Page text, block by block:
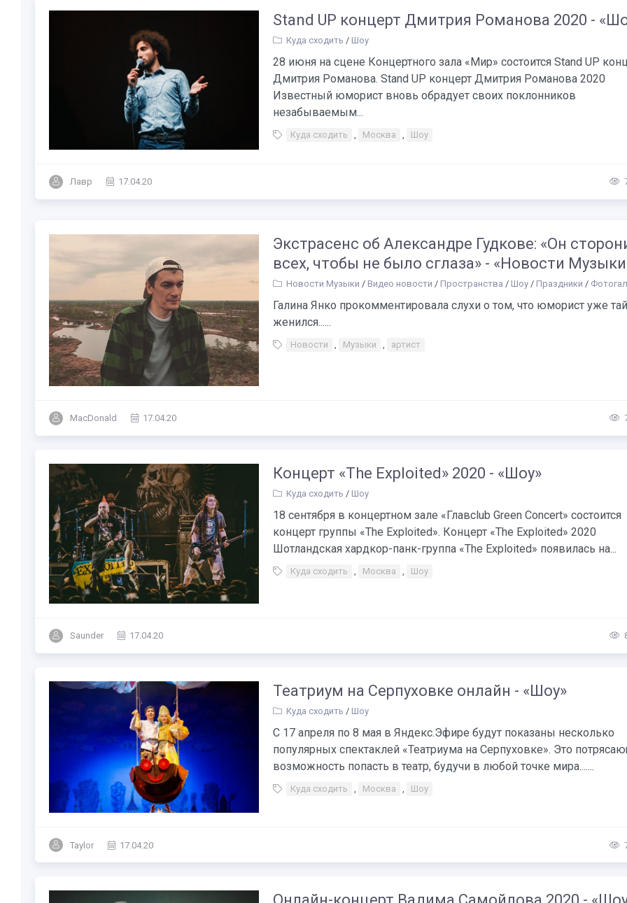
Stand UP концерт Дмитрия Романова 2020 -
Куда сходить / Шоу
28 июня на сцене Концертного зала «Мир» состоится Stand UP
Дмитрия Романова. Stand UP концерт Дмитрия Романова 2020
Известный юморист вновь обрадует своих поклонников
незабываемым...
Куда сходить Москва Шоу
Лавр 17.04.20
Экстрасенс об Александре Гудкове: «Он
всех, чтобы не было сглаза» - «Новости
Новости Музыки / Видео новости / Пространства / Шоу / Праздники /
Галина Янко прокомментировала слухи о том, что юморист уже
женился......
Новости Музыки артист
MacDonald 17.04.20
Концерт «The Exploited» 2020 - «Шоу»
Куда сходить / Шоу
18 сентября в концертном зале «Главсlub Green Concert» состоится
концерт группы «The Exploited». Концерт «The Exploited» 2020
Шотландская хардкор-панк-группа «The Exploited» появилась на...
Куда сходить Москва Шоу
Saunder 17.04.20
Театриум на Серпуховке онлайн - «Шоу»
Куда сходить / Шоу
С 17 апреля по 8 мая в Яндекс.Эфире будут показаны несколько
популярных спектаклей «Театриума на Серпуховке». Это
возможность попасть в театр, будучи в любой точке мира.......
Куда сходить Москва Шоу
Taylor 17.04.20